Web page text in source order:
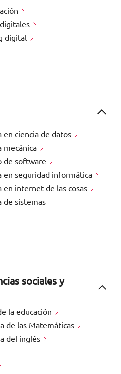
digital
en ciencia de datos
mecánica
de software
en seguridad informática
en internet de las cosas
de sistemas
sociales y
la educación
de las Matemáticas
del inglés